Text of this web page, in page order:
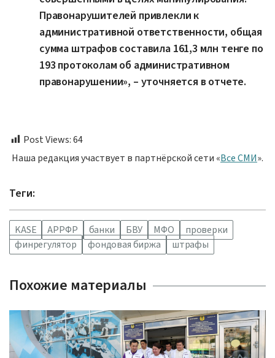
Правонарушителей привлекли к
административной ответственности, общая
сумма штрафов составила 161,3 млн тенге по
193 протоколам об административном
правонарушении», – уточняется в отчете.
Post Views:64
Наша редакция участвует в партнёрской сети «Все СМИ».
Теги:
KASE АРРФР банки БВУ МФО
проверки
финрегулятор
фондовая биржа штрафы
Похожие материалы